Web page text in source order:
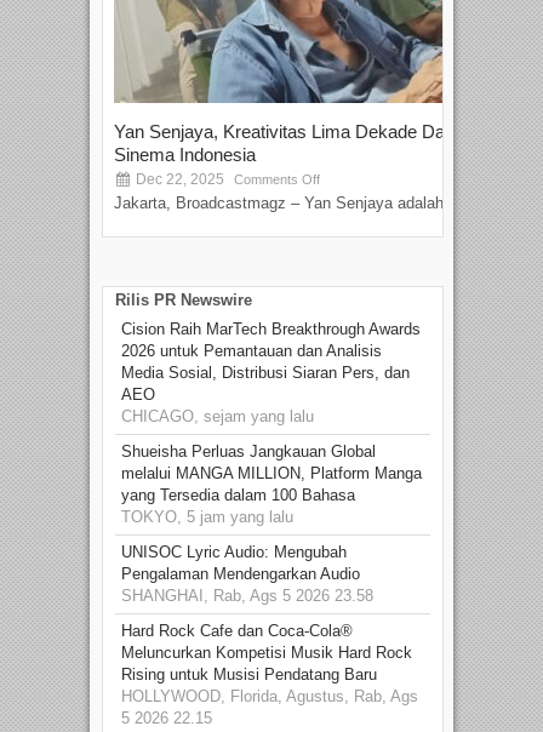
Yan Senjaya, Kreativitas Lima Dekade Dalam
Sinema Indonesia
Dec 22, 2025 Comments Off
Jakarta, Broadcastmagz – Yan Senjaya adalah...
Rilis PR Newswire
Cision Raih MarTech Breakthrough Awards
2026 untuk Pemantauan dan Analisis
Media Sosial, Distribusi Siaran Pers, dan
AEO
CHICAGO, sejam yang lalu
Shueisha Perluas Jangkauan Global
melalui MANGA MILLION, Platform Manga
yang Tersedia dalam 100 Bahasa
TOKYO, 5 jam yang lalu
UNISOC Lyric Audio: Mengubah
Pengalaman Mendengarkan Audio
SHANGHAI, Rab, Ags 5 2026 23.58
Hard Rock Cafe dan Coca-Cola®
Meluncurkan Kompetisi Musik Hard Rock
Rising untuk Musisi Pendatang Baru
HOLLYWOOD, Florida, Agustus, Rab, Ags
5 2026 22.15